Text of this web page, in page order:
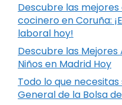
Descubre las
cocinero en Coruña:
laboral hoy!
Descubre las
Niños en Madrid Hoy
Todo lo que
General de la Bolsa